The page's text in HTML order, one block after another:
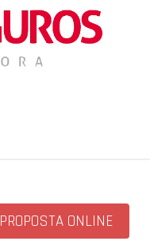
PROPOSTA ONLINE